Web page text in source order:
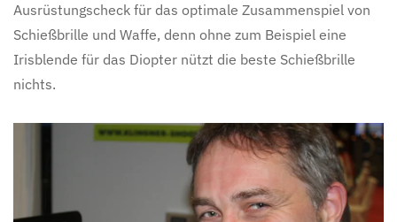
Ausrüstungscheck für das optimale Zusammenspiel von
Schießbrille und Waffe, denn ohne zum Beispiel eine
Irisblende für das Diopter nützt die beste Schießbrille
nichts.